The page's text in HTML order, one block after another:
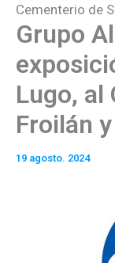
Cementerio de
Grupo
Lugo, al
Froilán
19 agosto. 2024